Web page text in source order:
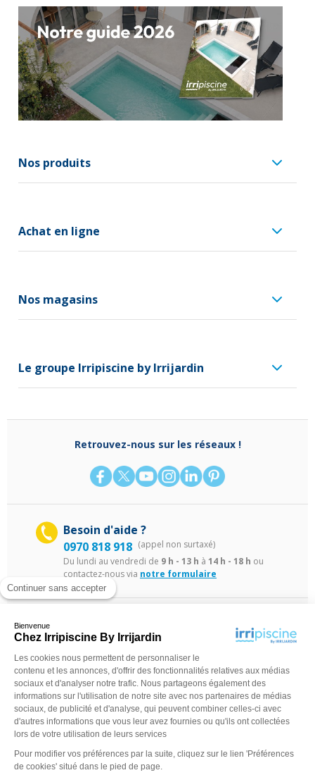
Continuer sans accepter
Bienvenue
Chez Irripiscine By Irrijardin
Les cookies nous permettent de personnaliser le
contenu et les annonces, d'offrir des fonctionnalités relatives aux médias
sociaux et d'analyser notre trafic. Nous partageons également des
informations sur l'utilisation de notre site avec nos partenaires de médias
sociaux, de publicité et d'analyse, qui peuvent combiner celles-ci avec
d'autres informations que vous leur avez fournies ou qu'ils ont collectées
lors de votre utilisation de leurs services
Pour modifier vos préférences par la suite, cliquez sur le lien 'Préférences
de cookies' situé dans le pied de page.
Nos produits
Achat en ligne
Nos magasins
Le groupe Irripiscine by Irrijardin
Retrouvez-nous sur les réseaux !
Besoin d'aide ?
0970 818 918 (appel non surtaxé)
Du lundi au vendredi de 9 h - 13 h à 14 h - 18 h ou
contactez-nous via notre formulaire
©Irripiscine 2025 Conditions générales de ventes Mentions